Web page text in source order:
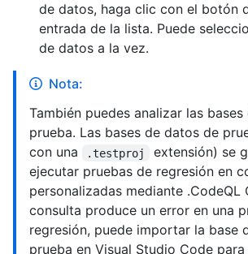
de datos, haga clic con el botón
entrada de la lista. Puede
de datos a la vez.
Nota:
También puedes analizar las
prueba. Las bases de datos de
con una
.testproj
extensión) se
ejecutar pruebas de regresión en
personalizadas mediante .CodeQL
consulta produce un error en una
regresión, puede importar la base
prueba en Visual Studio Code